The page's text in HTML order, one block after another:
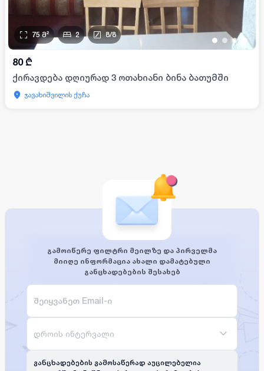
• • • •
75 მ² 2 8/8
80 ₾
ქირავდება დღიურად 3 ოთახიანი ბინა ბათუმში
ჯავახიშვილის ქუჩა
გამოიწერე ფილტრი მეილზე და პირველმა
მიიღე ინფორმაცია ახალი დამატებული
განცხადებების შესახებ
დროის ინტერვალი
განცხადებების გამოსაწერად აუცილებელია